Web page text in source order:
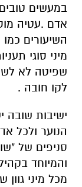
במעשים
אדם .עטיה
השיעורים
מיני סוגי
שפיטה לא
לקו חובה .
ישיבות שובה
הנוער ולכל
סניפים של
והמיוחד
מכל מיני